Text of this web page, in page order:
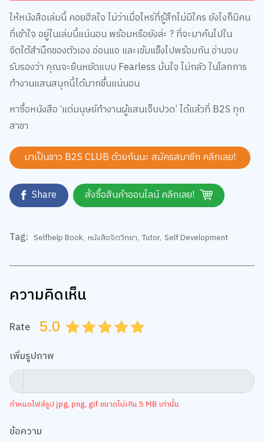
ให้หนังสือเล่มนี้ คอยฮีลใจ ไม่ว่าเมื่อไหร่ที่รู้สึกไม่มีใคร ยังไงก็มีคน
ที่เข้าใจ อยู่ในเล่มนี้แน่นอน พร้อมหรือยังล่ะ ? ที่จะมาค้นไปใน
จิตใต้สำนึกของตัวเอง อ่อนแอ และเข้มแข็งไปพร้อมกัน อ่านจบ
รับรองว่า คุณจะยืนหยัดแบบ Fearless มั่นใจ ไม่กลัว ในโลกการ
ทำงานแสนสนุกนี้ได้มากขึ้นแน่นอน
หาซื้อหนังสือ ‘แด่มนุษย์ทำงานผู้แสนเจ็บปวด’ ได้แล้วที่ B2S ทุก
สาขา
มาเป็นชาว B2S CLUB ด้วยกันนะ สมัครสมาชิก คลิกเลย!
Share สั่งซื้อสินค้าออนไลน์ คลิกเลย!
Tag: Selfhelp Book, หนังสือจิตวิทยา, Tutor, Self Development
ความคิดเห็น
Rate 5.0 4.5
4.0
3.5
3.0
2.5
2.0
1.5
1.0
0.5
เพิ่มรูปภาพ
กำหนดไฟล์รูป jpg, png, gif ขนาดไม่เกิน 5 MB เท่านั้น
ข้อความ